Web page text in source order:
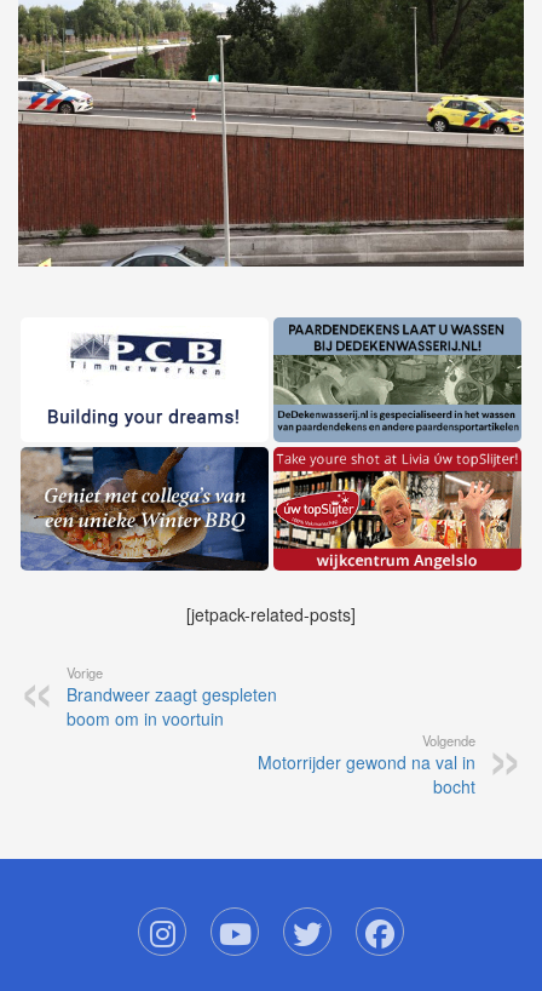
[jetpack-related-posts]
Vorige
Brandweer zaagt gespleten
boom om in voortuin
Volgende
Motorrijder gewond na val in
bocht